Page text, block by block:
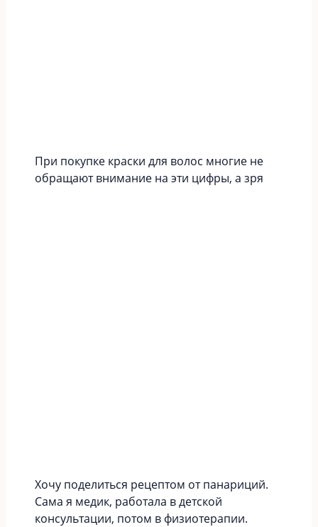
При покупке краски для волос многие не
обращают внимание на эти цифры, а зря
Хочу поделиться рецептом от панариций.
Сама я медик, работала в детской
консультации, потом в физиотерапии.